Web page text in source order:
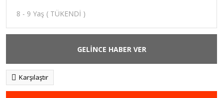
GELİNCE HABER VER
Karşılaştır